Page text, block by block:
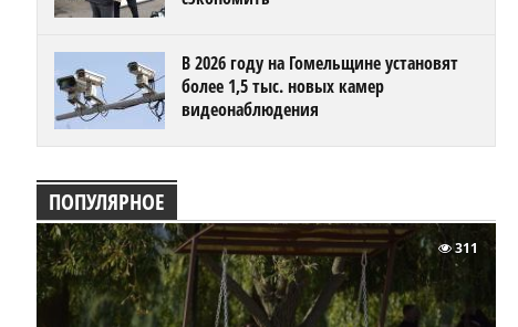
В 2026 году на Гомельщине установят
более 1,5 тыс. новых камер
видеонаблюдения
ПОПУЛЯРНОЕ
311